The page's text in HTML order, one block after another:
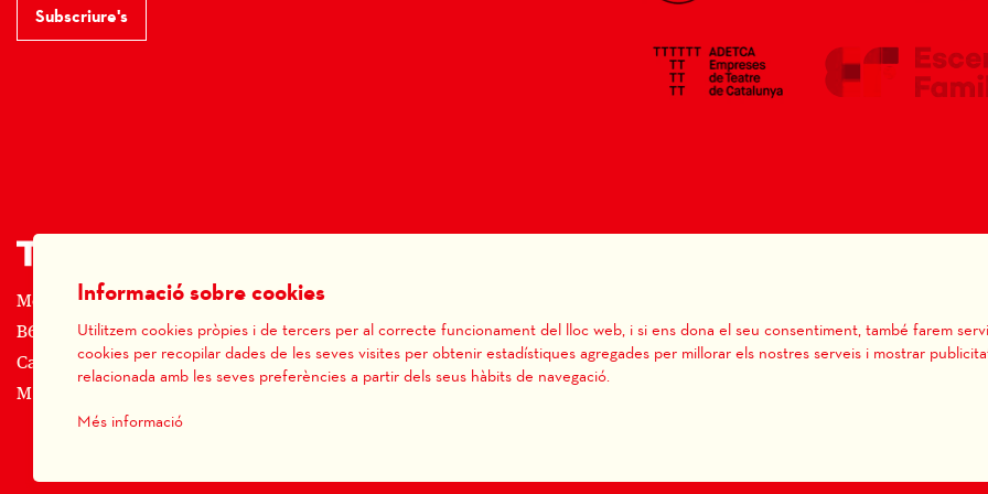
Subscriure's
Monday Theater SL
B66656844
Carrer Prats, 14 - 08712 Sant Martí de Tous
M: (+34) 677 519 625 · T: (+34) 93 805 08 63
Informació sobre cookies
Utilitzem cookies pròpies i de tercers per al correcte funcionament del lloc web, i si ens dona el seu consentiment, també farem
cookies per recopilar dades de les seves visites per obtenir estadístiques agregades per millorar els nostres serveis i mostrar
relacionada amb les seves preferències a partir dels seus hàbits de navegació.
Més informació